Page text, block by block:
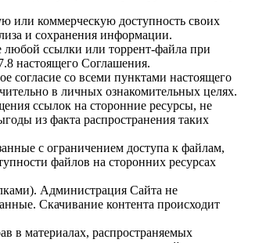
или коммерческую доступность своих
и сохранения информации.
любой ссылки или торрент-файла при
настоящего Соглашения.
согласие со всеми пунктами настоящего
в личных ознакомительных целях.
ссылок на сторонние ресурсы, не
из факта распространения таких
с ограничением доступа к файлам,
файлов на сторонних ресурсах
Администрация Сайта не
Скачивание контента происходит
в материалах, распространяемых